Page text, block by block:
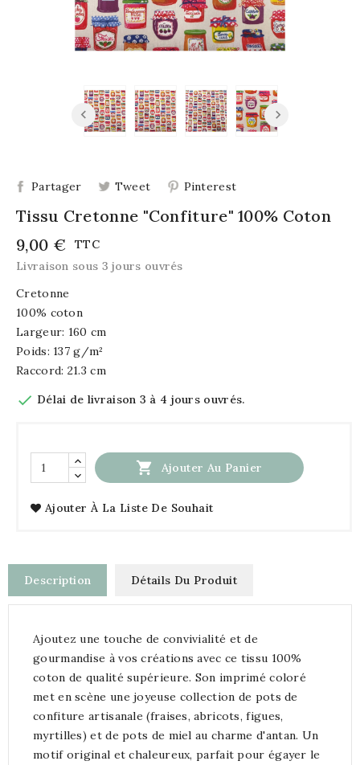
Partager Tweet Pinterest
Tissu Cretonne "Confiture" 100% Coton
9,00 €
TTC
Livraison sous 3 jours ouvrés
Cretonne
100% coton
Largeur: 160 cm
Poids: 137 g/m²
Raccord: 21.3 cm
 Délai de livraison 3 à 4 jours ouvrés.
 Ajouter Au Panier
Ajouter À La Liste De Souhait
Description Détails Du Produit
Ajoutez une touche de convivialité et de
gourmandise à vos créations avec ce tissu 100%
coton de qualité supérieure. Son imprimé coloré
met en scène une joyeuse collection de pots de
confiture artisanale (fraises, abricots, figues,
myrtilles) et de pots de miel au charme d'antan. Un
motif original et chaleureux, parfait pour égayer le